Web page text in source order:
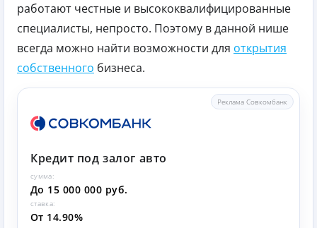
работают честные и высококвалифицированные
специалисты, непросто. Поэтому в данной нише
всегда можно найти возможности для открытия
собственного бизнеса.
Реклама Совкомбанк
Кредит под залог авто
сумма:
До 15 000 000 руб.
ставка:
От 14.90%